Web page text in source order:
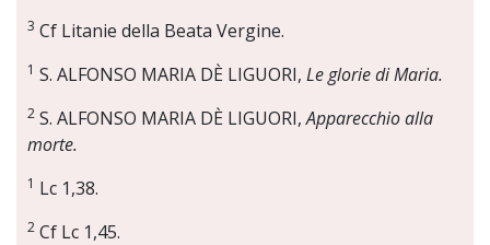
3 Cf Litanie della Beata Vergine.
1 S. ALFONSO MARIA DÈ LIGUORI, Le glorie di Maria.
2 S. ALFONSO MARIA DÈ LIGUORI,Apparecchio alla
morte.
1 Lc 1,38.
2 Cf Lc 1,45.